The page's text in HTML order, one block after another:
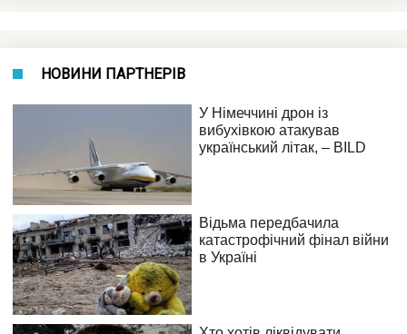
НОВИНИ ПАРТНЕРІВ